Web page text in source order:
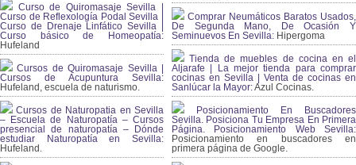
Curso de Quiromasaje Sevilla |
Curso de Reflexología Podal Sevilla |
Curso de Drenaje Linfático Sevilla |
Curso básico de Homeopatía:
Hufeland
Cursos de Quiromasaje Sevilla |
Cursos de Acupuntura Sevilla:
Hufeland, escuela de naturismo.
Cursos de Naturopatia en Sevilla
– Escuela de Naturopatía – Cursos
presencial de naturopatía – Dónde
estudiar Naturopatía en Sevilla:
Hufeland.
Comprar Neumáticos Baratos Usados,
De Segunda Mano, De Ocasión Y
Seminuevos En Sevilla: Hipergoma
Tienda de muebles de cocina en el
Aljarafe | La mejor tienda para comprar
cocinas en Sevilla | Venta de cocinas en
Sanlúcar la Mayor:Azul Cocinas.
Posicionamiento En Buscadores
Sevilla. Posiciona Tu Empresa En Primera
Página. Posicionamiento Web Sevilla:
Posicionamiento en buscadores en
primera página de Google.